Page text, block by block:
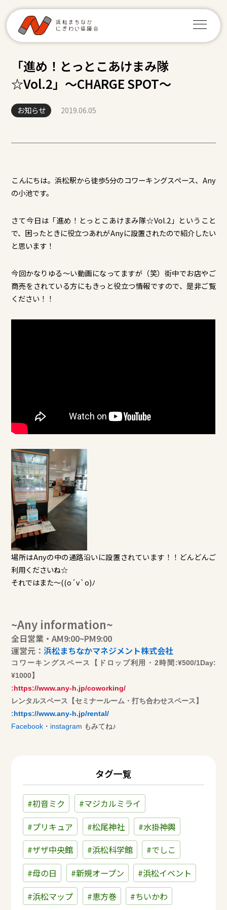
「進め！とっとこあけまみ隊
☆Vol.2」～CHARGE SPOT～
お知らせ 2019.06.05
こんにちは。浜松駅から徒歩5分のコワーキングスペース、Any
の小池です。
さて今日は「進め！とっとこあけまみ隊☆Vol.2」ということ
で、困ったときに役立つあれがAnyに設置されたので紹介したい
と思います！
今回かなりゆる～い動画になってますが（笑）街中でお店やご
商売をされている方にもきっと役立つ情報ですので、是非ご覧
ください！！
場所はAnyの中の通路沿いに設置されています！！どんどんご
利用くださいね☆
それではまた～((o´v`o)ﾉ
~Any information~
全日営業・AM9:00~PM9:00
運営元：浜松まちなかマネジメント株式会社
コワーキングスペース【ドロップ利用・2時間:¥500/1Day:
¥1000】
:https://www.any-h.jp/coworking/
​レンタルスペース【セミナールーム・打ち合わせスペース】
:https://www.any-h.jp/rental/
Facebook ・ instagram もみてね♪
タグ一覧
#初音ミク
#マジカルミライ
#プリキュア
#松尾神社
#水掛神輿
#ザザ中央館
#浜松科学館
#でしこ
#母の日
#新規オープン
#浜松イベント
#浜松マップ
#恵方巻 #ちいかわ